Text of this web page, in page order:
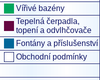
Vířivé bazény
Tepelná čerpadla,
topení a odvlhčovače
Fontány a příslušenství
Obchodní podmínky